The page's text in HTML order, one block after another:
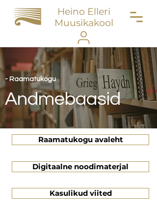
Heino Elleri
Muusikakool
- Raamatukogu
Andmebaasid
Raamatukogu avaleht
Digitaalne noodimaterjal
Kasulikud viited